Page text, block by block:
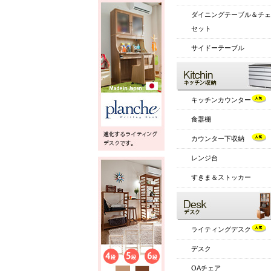
ダイニングテーブル＆チ
セット
サイドーテーブル
キッチンカウンター
食器棚
カウンター下収納
レンジ台
すきま＆ストッカー
ライティングデスク
デスク
OAチェア